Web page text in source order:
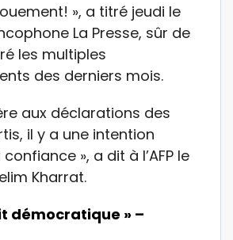
», a titré jeudi le
La Presse, sûr de
les multiples
des derniers mois.
aux déclarations des
il y a une intention
», a dit à l’AFP le
Kharrat.
démocratique » –